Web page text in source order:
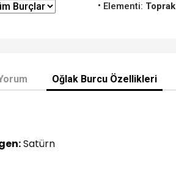
Elementi: Toprak
Oğlak Burcu Özellikleri
Satürn